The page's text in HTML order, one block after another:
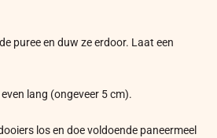
puree en duw ze erdoor. Laat een
lang (ongeveer 5 cm).
los en doe voldoende paneermeel